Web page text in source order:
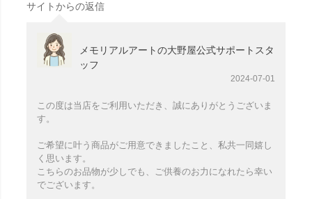
サイトからの返信
メモリアルアートの大野屋公式サポートスタ
ッフ
2024-07-01
この度は当店をご利用いただき、誠にありがとうございま
す。
ご希望に叶う商品がご用意できましたこと、私共一同嬉し
く思います。
こちらのお品物が少しでも、ご供養のお力になれたら幸い
でございます。